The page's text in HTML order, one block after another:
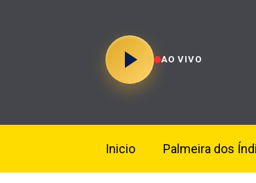
AO VIVO
Inicio Palmeira dos